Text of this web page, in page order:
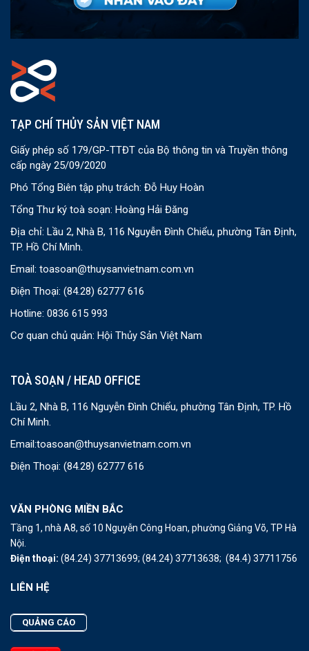
TẠP CHÍ THỦY SẢN VIỆT NAM
Giấy phép số 179/GP-TTĐT của Bộ thông tin và Truyền thông
cấp ngày 25/09/2020
Phó Tổng Biên tập phụ trách: Đỗ Huy Hoàn
Tổng Thư ký toà soạn: Hoàng Hải Đăng
Địa chỉ: Lầu 2, Nhà B, 116 Nguyễn Đình Chiểu, phường Tân Định,
TP. Hồ Chí Minh.
Email: toasoan@thuysanvietnam.com.vn
Điện Thoại: (84.28) 62777 616
Hotline: 0836 615 993
Cơ quan chủ quản: Hội Thủy Sản Việt Nam
TOÀ SOẠN / HEAD OFFICE
Lầu 2, Nhà B, 116 Nguyễn Đình Chiểu, phường Tân Định, TP. Hồ
Chí Minh.
Email:toasoan@thuysanvietnam.com.vn
Điện Thoại: (84.28) 62777 616
VĂN PHÒNG MIỀN BẮC
Tầng 1, nhà A8, số 10 Nguyễn Công Hoan, phường Giảng Võ, TP Hà
Nội.
Điện thoại: (84.24) 37713699; (84.24) 37713638; (84.4) 37711756
LIÊN HỆ
QUẢNG CÁO